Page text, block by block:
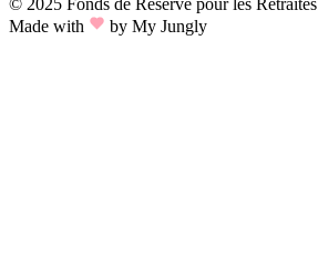
Made with
by My Jungly